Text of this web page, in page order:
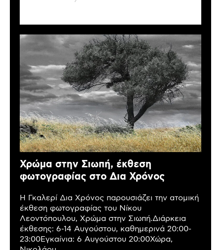
Χρώμα στην Σιωπή, έκθεση
φωτογραφίας στο Δια Χρόνος
Η Γκαλερί Δια Χρόνος παρουσιάζει την ατομική
έκθεση φωτογραφίας του Νίκου
Λεοντόπουλου, Χρώμα στην Σιωπή.Διάρκεια
έκθεσης: 6-14 Αυγούστου, καθημερινά 20:00-
23:00Εγκαίνια: 6 Αυγούστου 20:00Χώρα,